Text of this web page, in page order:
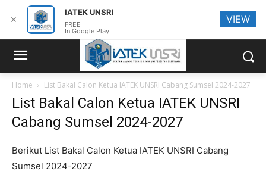
Home List Bakal Calon Ketua IATEK UNSRI Cabang Sumsel 2024-2027
List Bakal Calon Ketua IATEK UNSRI
Cabang Sumsel 2024-2027
Berikut List Bakal Calon Ketua IATEK UNSRI Cabang
Sumsel 2024-2027
✕
IATEK UNSRI
FREE
In Google Play
VIEW